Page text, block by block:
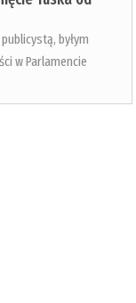
publicystą, byłym
w Parlamencie